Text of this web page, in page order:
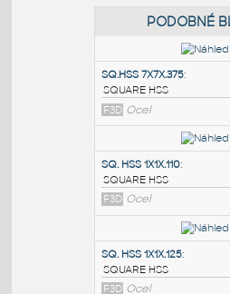
SQ.HSS 7X7X.375:
SQUARE HSS
F3D Ocel